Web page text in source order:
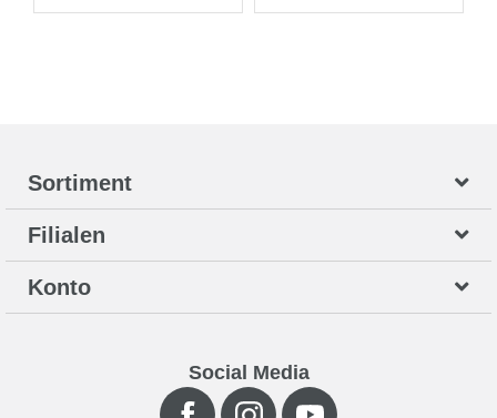
Sortiment
Filialen
Konto
Social Media